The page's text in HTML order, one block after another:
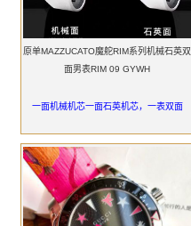
原单MAZZUCATO魔舵RIM系列机械石英双
面男表RIM 09 GYWH
一面机械机芯一面石英机芯，一表双面